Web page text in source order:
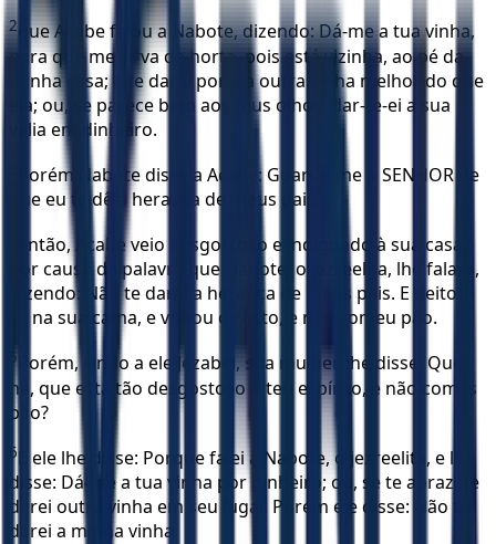
2
que Acabe falou a Nabote, dizendo: Dá-me a tua vinha,
para que me sirva de horta, pois está vizinha, ao pé da
minha casa; e te darei por ela outra vinha melhor do que
ela; ou, se parece bem aos teus olhos, dar-te-ei a sua
valia em dinheiro.
Porém Nabote disse a Acabe: Guarde-me o SENHOR de
que eu te dê a herança de meus pais.
Então, Acabe veio desgostoso e indignado à sua casa,
por causa da palavra que Nabote, o jezreelita, lhe falara,
dizendo: Não te darei a herança de meus pais. E deitou-
se na sua cama, e voltou o rosto, e não comeu pão.
5
Porém, vindo a ele Jezabel, sua mulher, lhe disse: Que
há, que está tão desgostoso o teu espírito, e não comes
pão?
6
E ele lhe disse: Porque falei a Nabote, o jezreelita, e lhe
disse: Dá-me a tua vinha por dinheiro; ou, se te apraz, te
darei outra vinha em seu lugar. Porém ele disse: Não te
darei a minha vinha.